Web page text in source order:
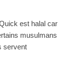
est halal car
musulmans
servent